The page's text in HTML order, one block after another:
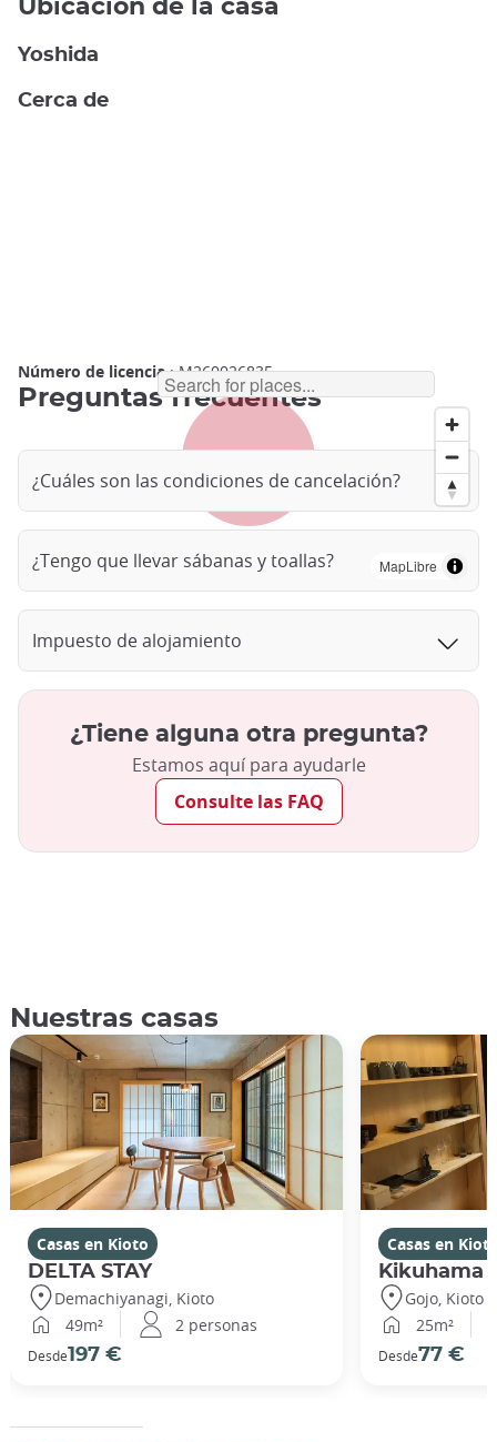
Ubicación de la casa
Yoshida
Cerca de
MapLibre
Número de licencia: M260026835
Preguntas frecuentes
¿Cuáles son las condiciones de cancelación?
¿Tengo que llevar sábanas y toallas?
Impuesto de alojamiento
¿Tiene alguna otra pregunta?
Estamos aquí para ayudarle
Consulte las FAQ
Nuestras casas
Casas en Kioto
DELTA STAY
Demachiyanagi, Kioto
49m²
2 personas
Desde197 €
Casas en
Kikuhama
Gojo, Kioto
25m²
Desde77 €